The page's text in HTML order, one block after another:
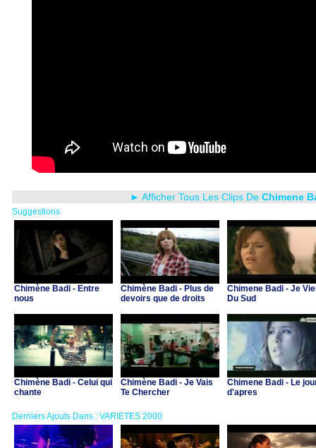
► Afficher Tous Les Clips De Chimene
Suggestions
Chimène Badi - Entre
nous
Chimène Badi - Plus de
devoirs que de droits
Chimene Badi - Je
Du Sud
Chimène Badi - Celui qui
chante
Chimène Badi - Je Vais
Te Chercher
Chimene Badi - Le
d'apres
Derniers Ajouts Dans : VARIETES 2000